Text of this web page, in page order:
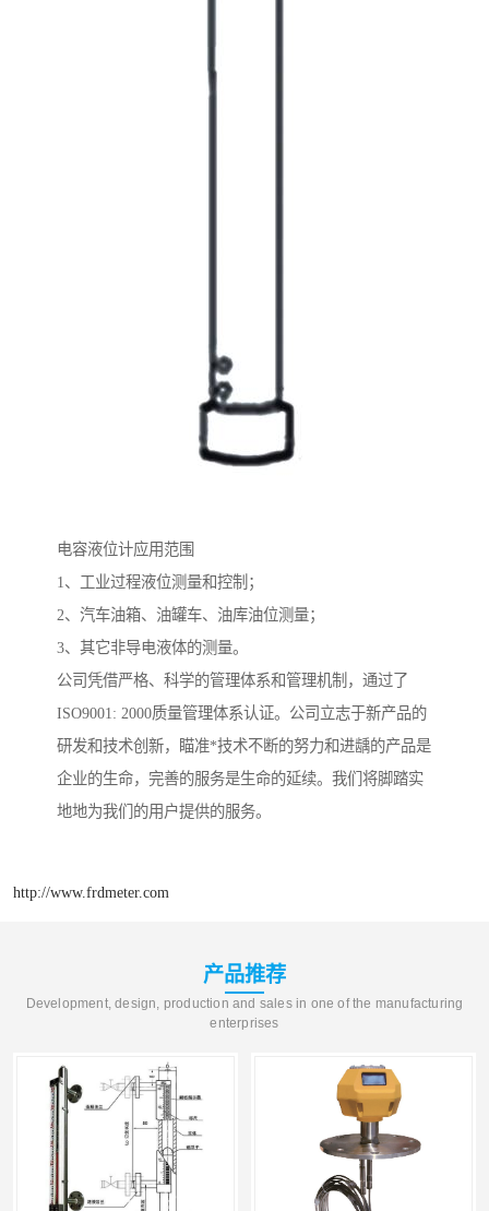
电容液位计应用范围
1、工业过程液位测量和控制；
2、汽车油箱、油罐车、油库油位测量；
3、其它非导电液体的测量。
公司凭借严格、科学的管理体系和管理机制，通过了
ISO9001: 2000质量管理体系认证。公司立志于新产品的
研发和技术创新，瞄准*技术不断的努力和进龋的产品是
企业的生命，完善的服务是生命的延续。我们将脚踏实
地地为我们的用户提供的服务。
http://www.frdmeter.com
产品推荐
Development, design, production and sales in one of the manufacturing
enterprises